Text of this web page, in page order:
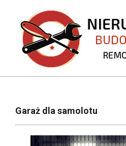
content
NavigationGaraż dla samolotu